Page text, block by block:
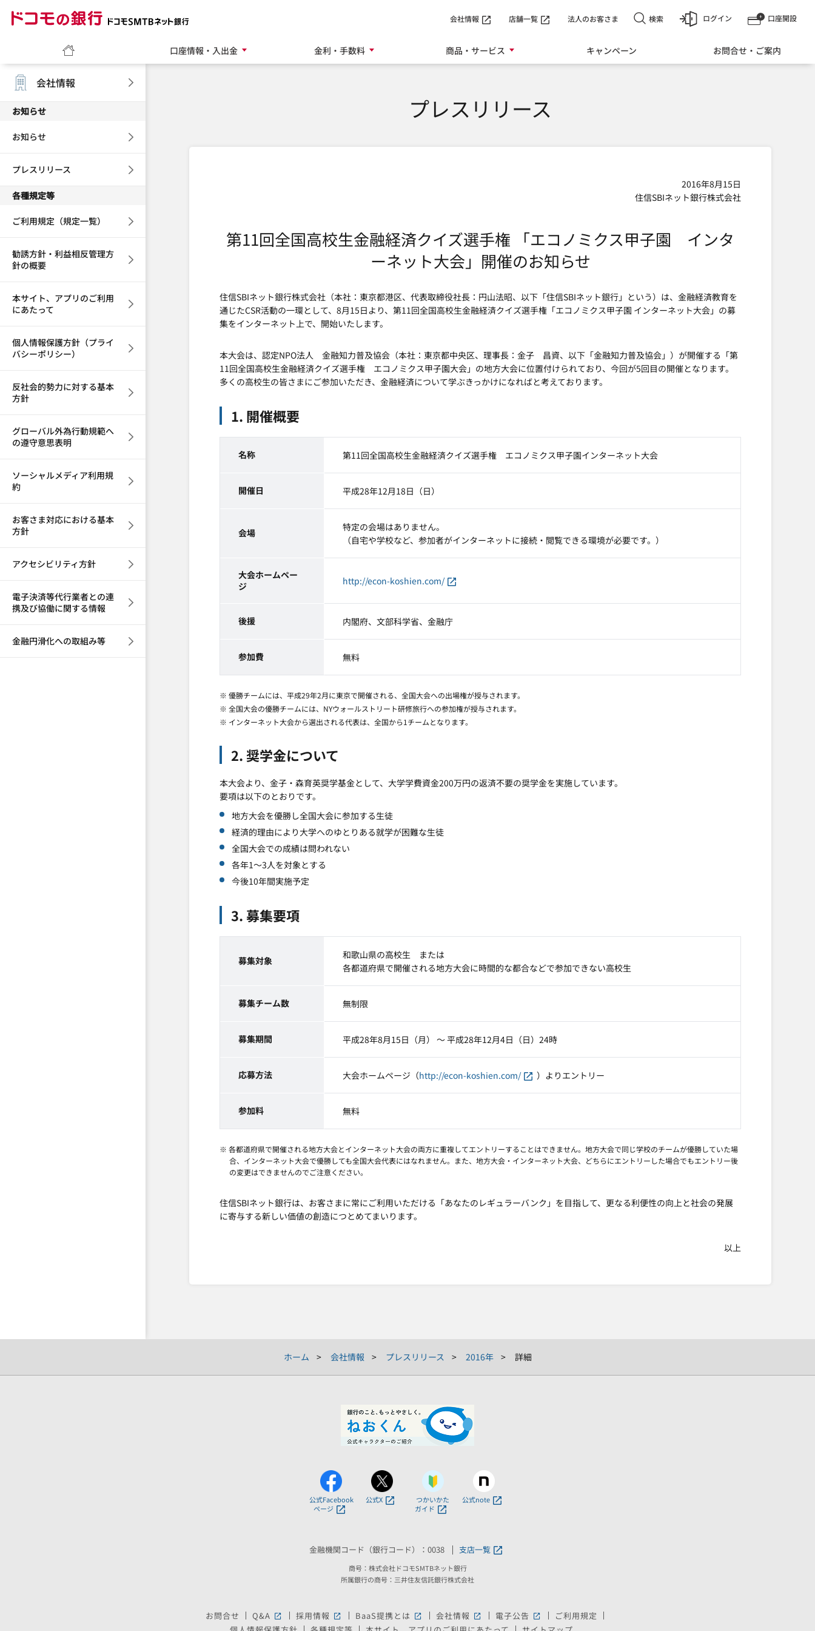
口座開設
ログイン
口座情報・入出金 金利・手数料 商品・サービス キャンペーン お問合せ・ご案内
会社情報 店舗一覧 法人のお客さま 検索
プレスリリース
2016年8月15日
住信SBIネット銀行株式会社
第11回全国高校生金融経済クイズ選手権 「エコノミクス甲子園 インタ
ーネット大会」開催のお知らせ
住信SBIネット銀行株式会社（本社：東京都港区、代表取締役社長：円山法昭、以下「住信SBIネット銀行」という）は、金融経済教育を
通じたCSR活動の一環として、8月15日より、第11回全国高校生金融経済クイズ選手権「エコノミクス甲子園 インターネット大会」の募
集をインターネット上で、開始いたします。
本大会は、認定NPO法人 金融知力普及協会（本社：東京都中央区、理事長：金子 昌資、以下「金融知力普及協会」）が開催する「第
11回全国高校生金融経済クイズ選手権 エコノミクス甲子園大会」の地方大会に位置付けられており、今回が5回目の開催となります。
多くの高校生の皆さまにご参加いただき、金融経済について学ぶきっかけになればと考えております。
1. 開催概要
名称 第11回全国高校生金融経済クイズ選手権 エコノミクス甲子園インターネット大会
開催日 平成28年12月18日（日）
会場
特定の会場はありません。
（自宅や学校など、参加者がインターネットに接続・閲覧できる環境が必要です。）
大会ホームペー
ジ
http://econ-koshien.com/
後援 内閣府、文部科学省、金融庁
参加費 無料
※ 優勝チームには、平成29年2月に東京で開催される、全国大会への出場権が授与されます。
※ 全国大会の優勝チームには、NYウォールストリート研修旅行への参加権が授与されます。
※ インターネット大会から選出される代表は、全国から1チームとなります。
2. 奨学金について
本大会より、金子・森育英奨学基金として、大学学費資金200万円の返済不要の奨学金を実施しています。
要項は以下のとおりです。
地方大会を優勝し全国大会に参加する生徒
経済的理由により大学へのゆとりある就学が困難な生徒
全国大会での成績は問われない
各年1～3人を対象とする
今後10年間実施予定
3. 募集要項
募集対象
和歌山県の高校生 または
各都道府県で開催される地方大会に時間的な都合などで参加できない高校生
募集チーム数 無制限
募集期間 平成28年8月15日（月） ～ 平成28年12月4日（日）24時
応募方法 大会ホームページ（http://econ-koshien.com/ ）よりエントリー
参加料 無料
※ 各都道府県で開催される地方大会とインターネット大会の両方に重複してエントリーすることはできません。地方大会で同じ学校のチームが優勝していた場
合、インターネット大会で優勝しても全国大会代表にはなれません。また、地方大会・インターネット大会、どちらにエントリーした場合でもエントリー後
の変更はできませんのでご注意ください。
住信SBIネット銀行は、お客さまに常にご利用いただける「あなたのレギュラーバンク」を目指して、更なる利便性の向上と社会の発展
に寄与する新しい価値の創造につとめてまいります。
以上
会社情報
お知らせ
お知らせ
プレスリリース
各種規定等
ご利用規定（規定一覧）
勧誘方針・利益相反管理方
針の概要
本サイト、アプリのご利用
にあたって
個人情報保護方針（プライ
バシーポリシー）
反社会的勢力に対する基本
方針
グローバル外為行動規範へ
の遵守意思表明
ソーシャルメディア利用規
約
お客さま対応における基本
方針
アクセシビリティ方針
電子決済等代行業者との連
携及び協働に関する情報
金融円滑化への取組み等
ホーム 会社情報 プレスリリース 2016年 詳細
公式Facebook
ページ
公式X
つかいかた
ガイド
公式note
金融機関コード（銀行コード）：0038 支店一覧
商号：株式会社ドコモSMTBネット銀行
所属銀行の商号：三井住友信託銀行株式会社
お問合せ Q&A新しいウィンドウで開きます。
採用情報新しいウィンドウで開きます。
BaaS提携とは 新しいウィンドウで開きます。
会社情報新しいウィンドウで開きます。
電子公告新しいウィンドウで開きます。
ご利用規定